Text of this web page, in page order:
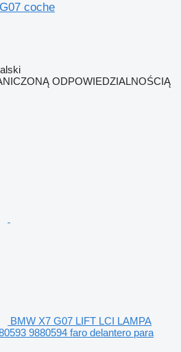
coche
ODPOWIEDZIALNOŚCIĄ
BMW X7 G07 LIFT LCI LAMPA
9880594 faro delantero para